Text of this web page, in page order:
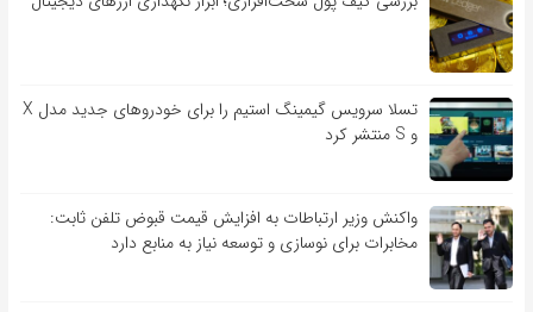
تسلا سرویس گیمینگ استیم را برای خودروهای جدید مدل X
و S منتشر کرد
واکنش وزیر ارتباطات به افزایش قیمت قبوض تلفن ثابت:
مخابرات برای نوسازی و توسعه نیاز به منابع دارد